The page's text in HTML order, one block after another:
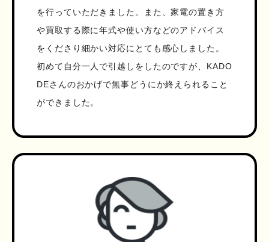
を行っていただきました。また、家電の置き方
や買取する際に年式や使い方などのアドバイス
をくださり細かい対応にとても感心しました。
初めて自分一人で引越しをしたのですが、KADO
DEさんのおかげで無事どうにか終えられること
ができました。